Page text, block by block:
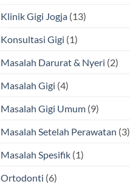
Klinik Gigi Jogja(13)
Konsultasi Gigi (1)
Masalah Darurat & Nyeri (2)
Masalah Gigi (4)
Masalah Gigi Umum(9)
Masalah Setelah Perawatan (3)
Masalah Spesifik(1)
Ortodonti (6)